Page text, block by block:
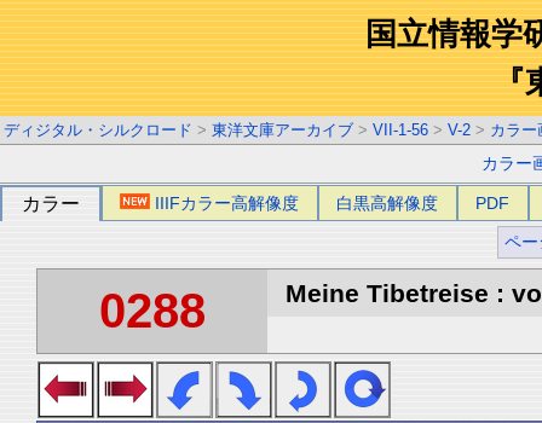
国立情報学
『
ディジタル・シルクロード > 東洋文庫アーカイブ > VII-1-56 > V-2 > カラー
カラー
カラー IIIFカラー高解像度 白黒高解像度 PDF
ペー
0288 Meine Tibetreise :